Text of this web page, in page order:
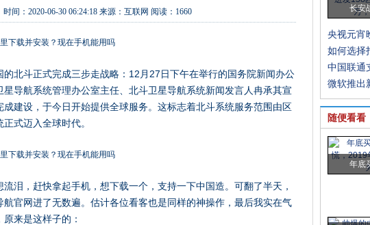
时间： 2020-06-30 06:24:18来源： 互联网 阅读：1660
的北斗正式完成三步走战略：12月27日下午在举行的国务院新闻办公
导航系统管理办公室主任、北斗卫星导航系统新闻发言人冉承其宣
建设，于今日开始提供全球服务。这标志着北斗系统服务范围由区
式迈入全球时代。
泪，赶快拿起手机，想下载一个，支持一下中国造。可翻了半天，
官网进了无数遍。估计各位看客也是同样的神操作，最后我实在气
来是这样子的：
长安
央视元宵
如何选择
中国联通
微软推出
随便看看
年底